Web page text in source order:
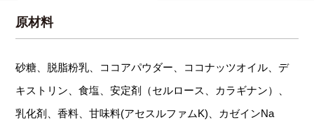
原材料
砂糖、脱脂粉乳、ココアパウダー、ココナッツオイル、デ
キストリン、食塩、安定剤（セルロース、カラギナン）、
乳化剤、香料、甘味料(アセスルファムK)、カゼインNa